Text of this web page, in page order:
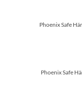
Phoenix Safe
Phoenix Safe